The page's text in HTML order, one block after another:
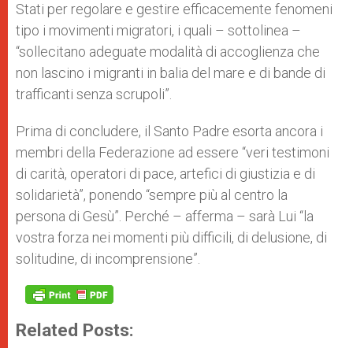
Stati per regolare e gestire efficacemente fenomeni
tipo i movimenti migratori, i quali – sottolinea –
“sollecitano adeguate modalità di accoglienza che
non lascino i migranti in balia del mare e di bande di
trafficanti senza scrupoli”.
Prima di concludere, il Santo Padre esorta ancora i
membri della Federazione ad essere “veri testimoni
di carità, operatori di pace, artefici di giustizia e di
solidarietà”, ponendo “sempre più al centro la
persona di Gesù”. Perché – afferma – sarà Lui “la
vostra forza nei momenti più difficili, di delusione, di
solitudine, di incomprensione”.
Related Posts: